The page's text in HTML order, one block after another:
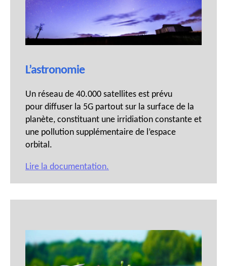
L’astronomie
Un réseau de 40.000 satellites est prévu
pour diffuser la 5G partout sur la surface de la
planète, constituant une irridiation constante et
une pollution supplémentaire de l’espace
orbital.
Lire la documentation.